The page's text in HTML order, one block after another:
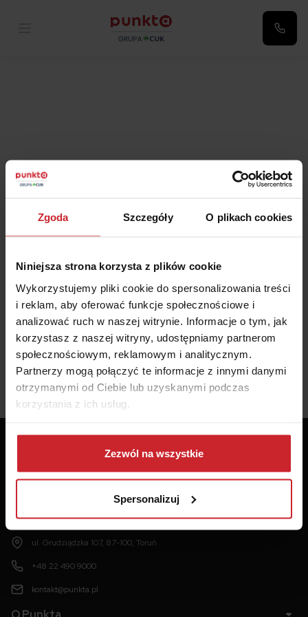
Zgoda Szczegóły O plikach cookies
Niniejsza strona korzysta z plików cookie
Wykorzystujemy pliki cookie do spersonalizowania treści
i reklam, aby oferować funkcje społecznościowe i
analizować ruch w naszej witrynie. Informacje o tym, jak
korzystasz z naszej witryny, udostępniamy partnerom
społecznościowym, reklamowym i analitycznym.
Partnerzy mogą połączyć te informacje z innymi danymi
otrzymanymi od Ciebie lub uzyskanymi podczas
korzystania z ich usług.
Dowiedz się więcej na temat tego, kim jesteśmy, jak
można się z nami skontaktować i w jaki sposób
przetwarzamy dane osobowe w ramachPolityki
Zezwól na wszystkie
Spersonalizuj
Twoje ustawienia zostały
zapisane!
W ciągu maksymalnie 24h zostaną
przetworzone przez nasz system.
ul. Grudziądzka 107, 87-100, Toruń
+48 22 490 9000
kontakt@punkta.pl